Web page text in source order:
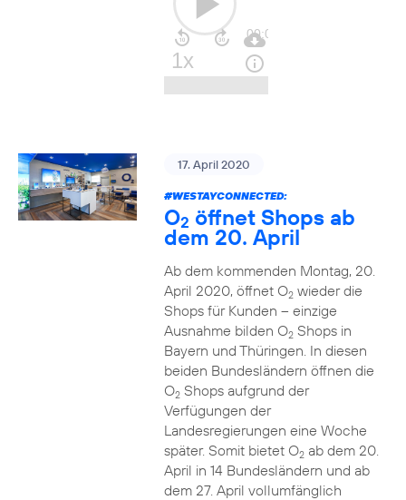
17. April 2020
#WESTAYCONNECTED:
O2 öffnet Shops ab
dem 20. April
Ab dem kommenden Montag, 20.
April 2020, öffnet O2wieder die
Shops für Kunden – einzige
Ausnahme bilden O2Shops in
Bayern und Thüringen. In diesen
beiden Bundesländern öffnen die
O2Shops aufgrund der
Verfügungen der
Landesregierungen eine Woche
später. Somit bietet O2ab dem 20.
April in 14 Bundesländern und ab
dem 27. April vollumfänglich